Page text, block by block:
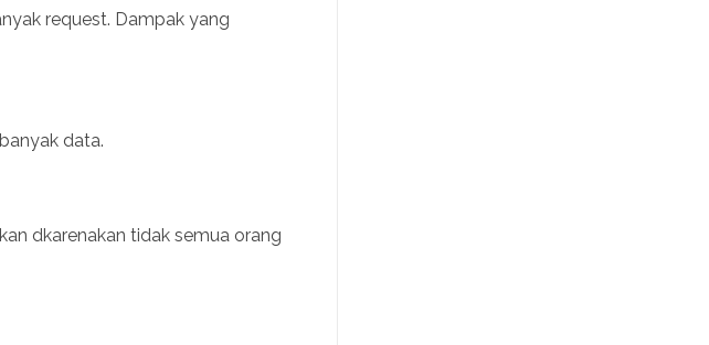
request. Dampak yang
data.
dkarenakan tidak semua orang